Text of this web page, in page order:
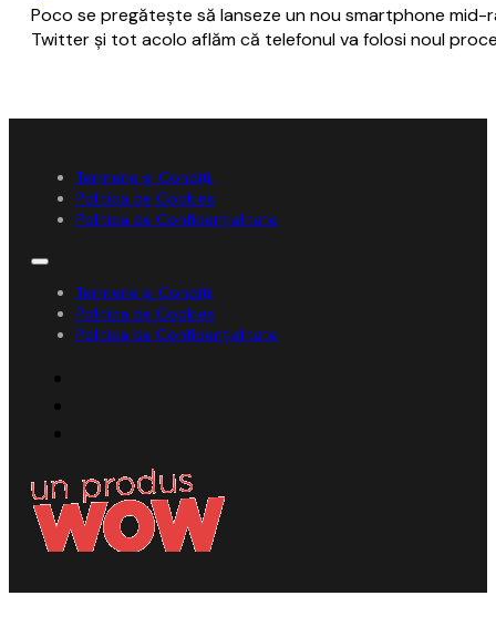
Poco se pregăteşte să lanseze un nou smartphone
Twitter şi tot acolo aflăm că telefonul va folosi noul
Termene și Condiții
Politica de Cookies
Politica de Confidențialitate
Termene și Condiții
Politica de Cookies
Politica de Confidențialitate